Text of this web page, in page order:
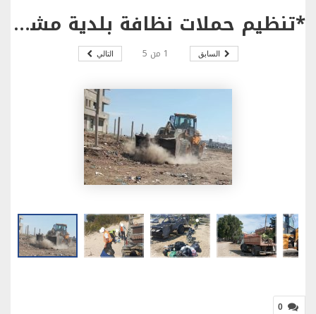
*تنظيم حملات نظافة بلدية مشتركة بحي الجلاء وشاطىء راس انجلة من معتمدية بنزرت الجنوبية.
السابق 1 من 5 التالي
0